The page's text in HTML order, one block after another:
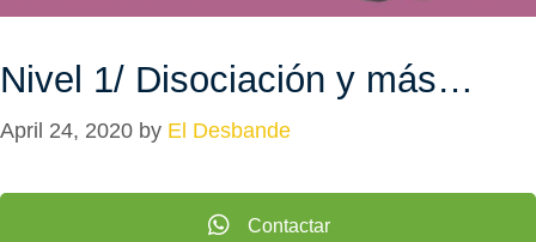
Nivel 1/ Disociación y más…
April 24, 2020 by El Desbande
Contactar